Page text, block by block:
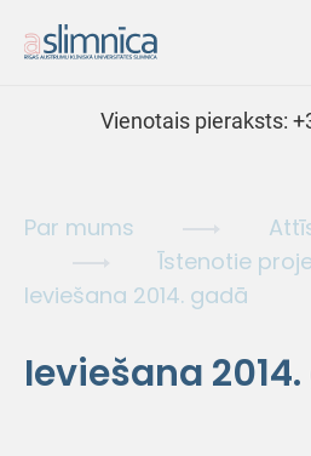
Vienotais pieraksts:
Par mums
Īstenotie
Ieviešana 2014. gadā
Ieviešana